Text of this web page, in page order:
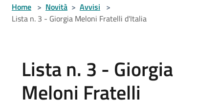
Home > Novità > Avvisi >
Lista n. 3 - Giorgia Meloni Fratelli d'Italia
Lista n. 3 - Giorgia
Meloni Fratelli